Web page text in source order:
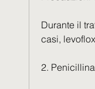
Durante il
casi,
2.